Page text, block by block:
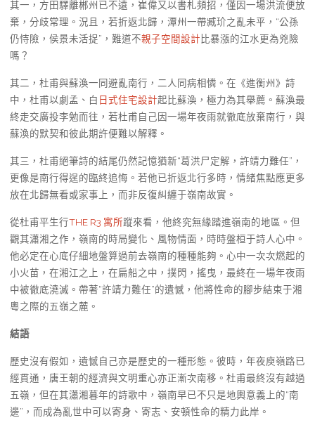
其一，方田驛離郴州已不遠，崔偉又以書札頻招，僅因一場洪流便放
棄，分歧常理。況且，若折返北歸，潭州一帶臧玠之亂未平，“公孫
仍恃險，侯景未活捉”，難道不親子空間設計比暴漲的江水更為兇險
嗎？
其二，杜甫與蘇渙一同避亂南行，二人同病相憐。在《進衡州》詩
中，杜甫以劇孟、白 日式住宅設計起比蘇渙，極力為其舉薦。蘇渙最
終走交廣投李勉而往，若杜甫自己因一場年夜雨就徹底放棄南行，與
蘇渙的默契和彼此期許便難以解釋。
其三，杜甫絕筆詩的結尾仍然記憶猶新“葛洪尸定解，許靖力難任”，
更像是南行得逞的臨終追悔。若他已折返北行多時，情緒焦點應更多
放在北歸無看或家事上，而非反復糾纏于嶺南故實。
從杜甫平生行THE R3 寓所蹤來看，他終究無緣踏進嶺南的地區。但
觀其瀟湘之作，嶺南的時局變化、風物情面，時時盤桓于詩人心中。
他必定在心底仔細地盤算過前去嶺南的種種能夠。心中一次次燃起的
小火苗，在湘江之上，在扁船之中，撲閃，搖曳，最終在一場年夜雨
中被徹底澆滅。帶著“許靖力難任”的遺憾，他將性命的腳步結束于湘
粵之際的五嶺之麓。
結語
歷史沒有假如，遺憾自己亦是歷史的一種形態。彼時，年夜庾嶺路已
經貫通，唐王朝的經濟與文明重心亦正漸次南移。杜甫最終沒有越過
五嶺，但在其瀟湘暮年的詩歌中，嶺南早已不只是地輿意義上的“南
邊”，而成為亂世中可以寄身、寄志、安頓性命的精力此岸。